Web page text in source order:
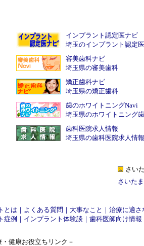
インプラント認定医ナビ
埼玉のインプラント認定医
審美歯科ナビ
埼玉県の審美歯科
矯正歯科ナビ
埼玉県の矯正歯科
歯のホワイトニングNavi
埼玉県のホワイトニング
歯科医院求人情報
埼玉県の歯科医院求人情報
さい
さいた
とは ｜ よくある質問 ｜ 大事なこと ｜ 治療に適さ
症例 ｜ インプラント体験談 ｜ 歯科医師向け情報
・健康お役立ちリンク－